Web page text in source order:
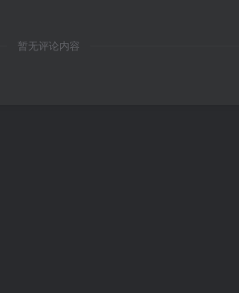
暂无评论内容